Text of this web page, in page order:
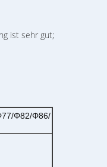
ist sehr gut;
Φ82/Φ86/